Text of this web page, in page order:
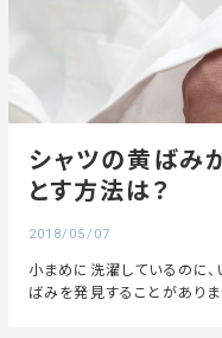
シャツの黄ばみ
とす方法は？
2018/05/07
小まめに洗濯しているのに
ばみを発見することがあり